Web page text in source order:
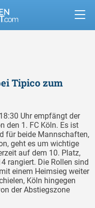
Tipico zum
Uhr empfängt der
den 1. FC Köln. Es ist
für beide Mannschaften,
geht es um wichtige
auf dem 10. Platz,
rangiert. Die Rollen sind
einem Heimsieg weiter
Köln hingegen
der Abstiegszone